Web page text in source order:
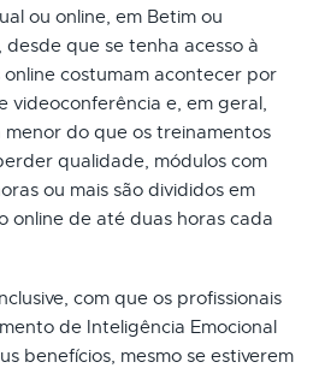
ou online, em Betim ou
que se tenha acesso à
costumam acontecer por
videoconferência e, em geral,
do que os treinamentos
qualidade, módulos com
ou mais são divididos em
online de até duas horas cada
com que os profissionais
de Inteligência Emocional
benefícios, mesmo se estiverem